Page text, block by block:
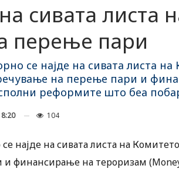
сивата листа
перење пари
се најде на сивата листа
на перење пари и
реформите што беа
104
најде на сивата листа на
финансирање на тероризам